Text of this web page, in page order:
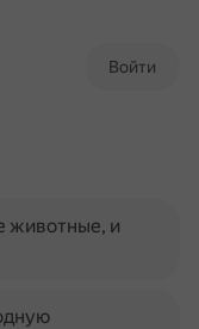
Войти
животные, и